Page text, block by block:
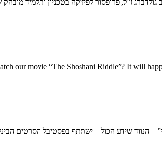
our movie “The Shoshani Riddle”? It will